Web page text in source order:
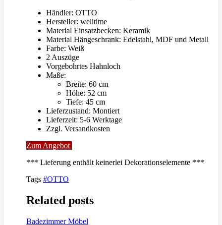
Händler: OTTO
Hersteller: welltime
Material Einsatzbecken: Keramik
Material Hängeschrank: Edelstahl, MDF und Metall
Farbe: Weiß
2 Auszüge
Vorgebohrtes Hahnloch
Maße:
Breite: 60 cm
Höhe: 52 cm
Tiefe: 45 cm
Lieferzustand: Montiert
Lieferzeit: 5-6 Werktage
Zzgl. Versandkosten
Zum Angebot
*** Lieferung enthält keinerlei Dekorationselemente ***
Tags #OTTO
Related posts
Badezimmer Möbel